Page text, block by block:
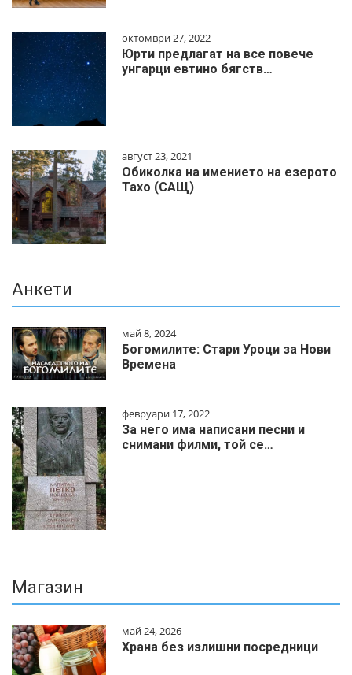
октомври 27, 2022
Юрти предлагат на все повече
унгарци евтино бягств…
август 23, 2021
Обиколка на имението на езерото
Тахо (САЩ)
Анкети
май 8, 2024
Богомилите: Стари Уроци за Нови
Времена
февруари 17, 2022
За него има написани песни и
снимани филми, той се…
Магазин
май 24, 2026
Храна без излишни посредници